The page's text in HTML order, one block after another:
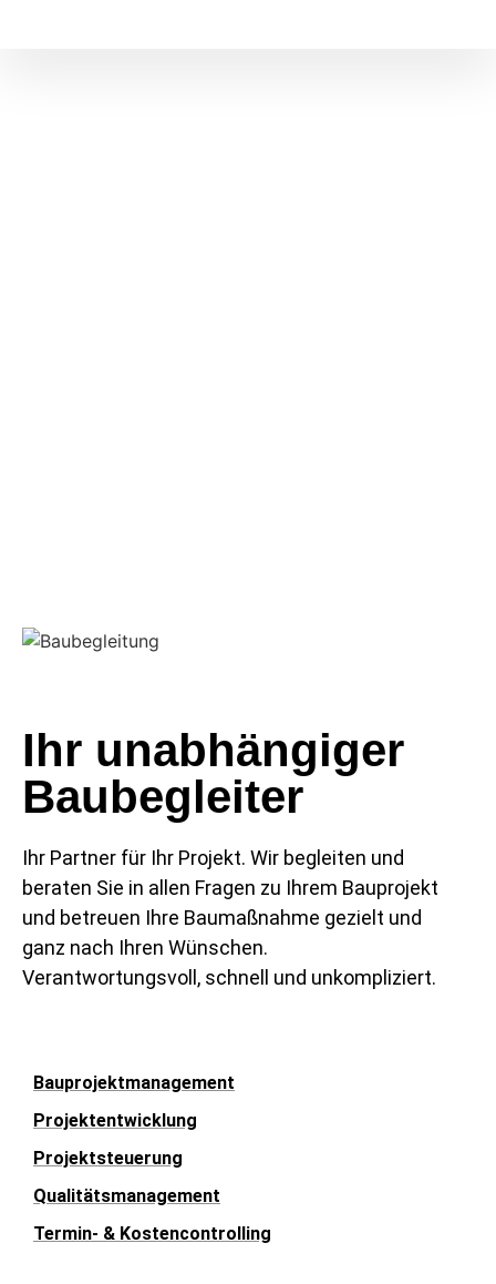
Ihr unabhängiger
Baubegleiter
Ihr Partner für Ihr Projekt. Wir begleiten und
beraten Sie in allen Fragen zu Ihrem Bauprojekt
und betreuen Ihre Baumaßnahme gezielt und
ganz nach Ihren Wünschen.
Verantwortungsvoll, schnell und unkompliziert.
Bauprojektmanagement
Projektentwicklung
Projektsteuerung
Qualitätsmanagement
Termin- & Kostencontrolling